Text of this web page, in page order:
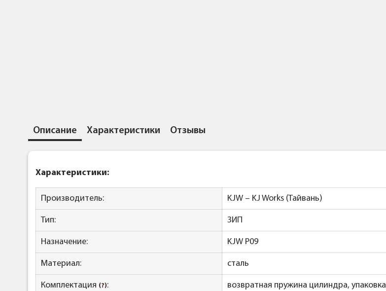
Описание Характеристики Отзывы
Характеристики:
Производитель: KJW – KJ Works (Тайвань)
Тип: ЗИП
Назначение: KJW P09
Материал: сталь
Комплектация (?): возвратная пружина цилиндра, упаковка